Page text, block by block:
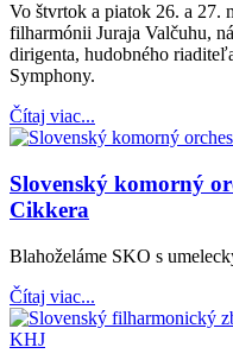
Vo štvrtok a piatok 26. a 27.
filharmónii Juraja Valčuhu,
dirigenta, hudobného
Symphony.
Čítaj viac...
Slovenský komorný
Cikkera
Blahoželáme SKO s
Čítaj viac...